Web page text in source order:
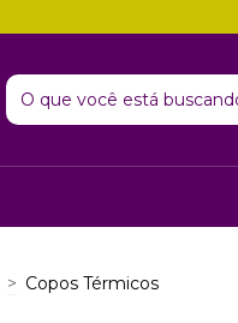
> Copos Térmicos